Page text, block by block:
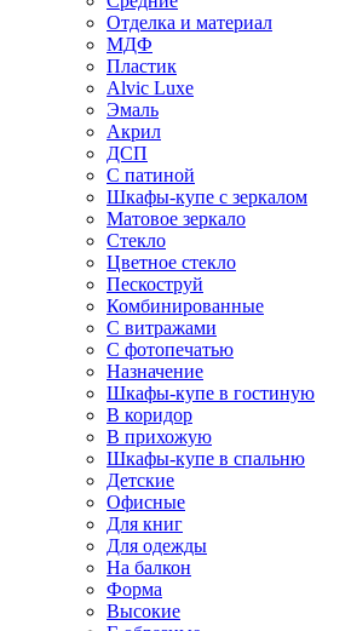
Отделка и материал
МДФ
Пластик
Alvic Luxe
Эмаль
Акрил
ДСП
С патиной
Шкафы-купе с зеркалом
Матовое зеркало
Стекло
Цветное стекло
Пескоструй
Комбинированные
С витражами
С фотопечатью
Назначение
Шкафы-купе в гостиную
В коридор
В прихожую
Шкафы-купе в спальню
Детские
Офисные
Для книг
Для одежды
На балкон
Форма
Высокие